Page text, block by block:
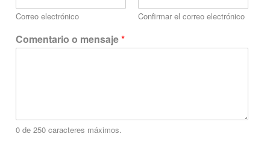
s
a
e
n
t
Correo electrónico Confirmar el correo electrónico
Comentario o mensaje*
0 de 250 caracteres máximos.